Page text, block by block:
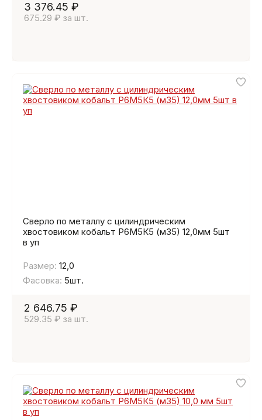
3 376.45 ₽
675.29 ₽ за шт.
Сверло по металлу с цилиндрическим
хвостовиком кобальт Р6М5К5 (м35) 12,0мм 5шт
в уп
Размер: 12,0
Фасовка: 5шт.
2 646.75 ₽
529.35 ₽ за шт.